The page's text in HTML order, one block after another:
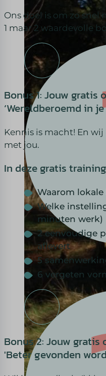
Ons doel is om zo
1 maar 2 waardevolle
Bonus 1: Jouw gratis
‘Wereldberoemd in
Kennis is macht! En
met jou.
In deze gratis
Waarom
Welke
minuten werk)
2 eenvoudige
aflevert
5
6 vergeten
Bonus 2: Jouw
'Beter gevonden